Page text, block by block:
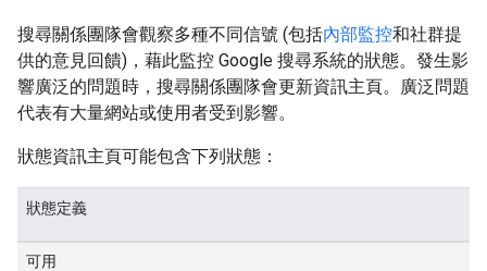
搜尋關係團隊會觀察多種不同信號 (包括內部監控和社群提
供的意見回饋)，藉此監控 Google 搜尋系統的狀態。發生影
響廣泛的問題時，搜尋關係團隊會更新資訊主頁。廣泛問題
代表有大量網站或使用者受到影響。
狀態資訊主頁可能包含下列狀態：
狀態定義
可用